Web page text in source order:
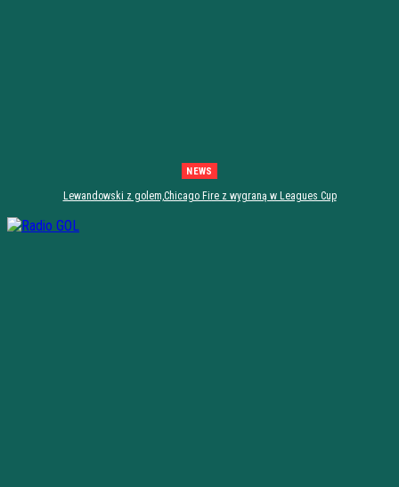
NEWS
Lewandowski z golem,Chicago Fire z wygraną w Leagues Cup